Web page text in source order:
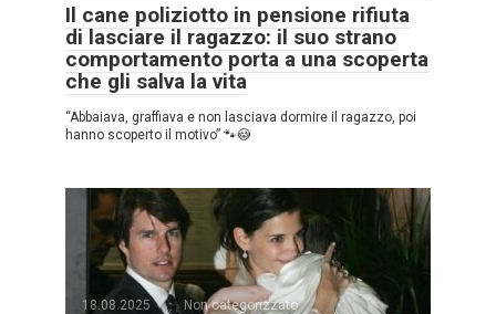
Il cane poliziotto in pensione rifiuta
di lasciare il ragazzo: il suo strano
comportamento porta a una scoperta
che gli salva la vita
“Abbaiava, graffiava e non lasciava dormire il ragazzo, poi
hanno scoperto il motivo” 🐾😳
18.08.2025
Non categorizzato